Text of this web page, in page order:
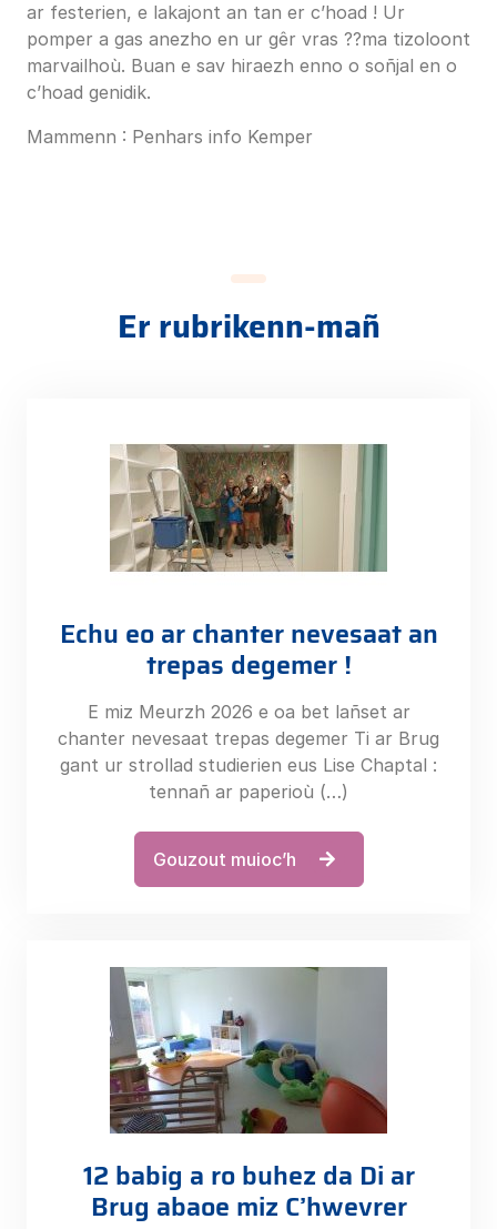
ar festerien, e lakajont an tan er c’hoad ! Ur
pomper a gas anezho en ur gêr vras ??ma tizoloont
marvailhoù. Buan e sav hiraezh enno o soñjal en o
c’hoad genidik.
Mammenn : Penhars info Kemper
Er rubrikenn-mañ
Echu eo ar chanter nevesaat an
trepas degemer !
E miz Meurzh 2026 e oa bet lañset ar
chanter nevesaat trepas degemer Ti ar Brug
gant ur strollad studierien eus Lise Chaptal :
tennañ ar paperioù (…)
Gouzout muioc’h
12 babig a ro buhez da Di ar
Brug abaoe miz C’hwevrer